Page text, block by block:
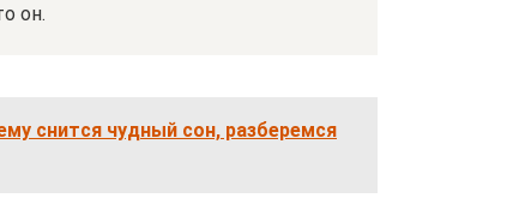
он.
снится чудный сон, разберемся